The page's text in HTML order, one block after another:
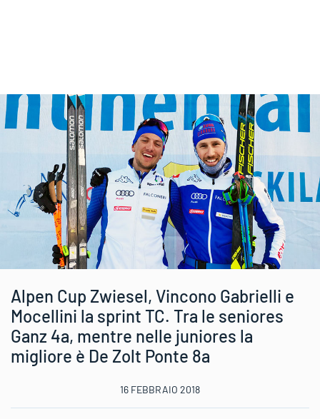
Alpen Cup Zwiesel, Vincono Gabrielli e
Mocellini la sprint TC. Tra le seniores
Ganz 4a, mentre nelle juniores la
migliore è De Zolt Ponte 8a
16 FEBBRAIO 2018